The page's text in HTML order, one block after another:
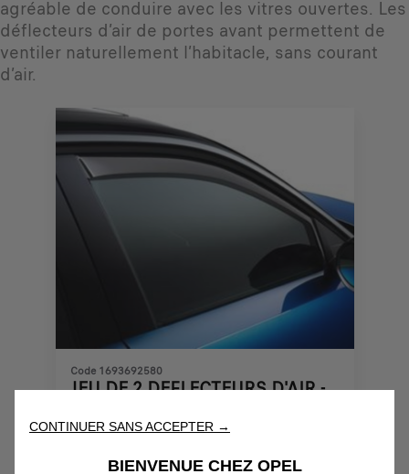
agréable de conduire avec les vitres ouvertes. Les
déflecteurs d’air de portes avant permettent de
ventiler naturellement l’habitacle, sans courant
d’air.
Code 1693692580
JEU DE 2 DEFLECTEURS D'AIR -
CONTINUER SANS ACCEPTER →
BIENVENUE CHEZ OPEL